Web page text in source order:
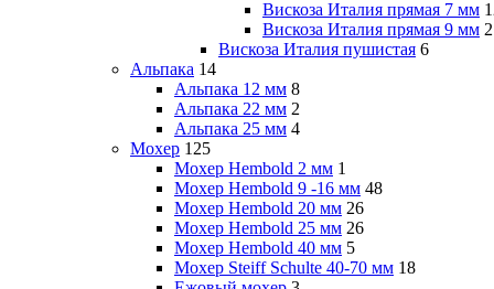
Вискоза Италия прямая 7 мм
Вискоза Италия прямая 9 мм 2
Вискоза Италия пушистая 6
Альпака 14
Альпака 12 мм 8
Альпака 22 мм 2
Альпака 25 мм 4
Мохер 125
Мохер Hembold 2 мм 1
Мохер Hembold 9 -16 мм 48
Мохер Hembold 20 мм 26
Мохер Hembold 25 мм 26
Мохер Hembold 40 мм 5
Мохер Steiff Schulte 40-70 мм 18